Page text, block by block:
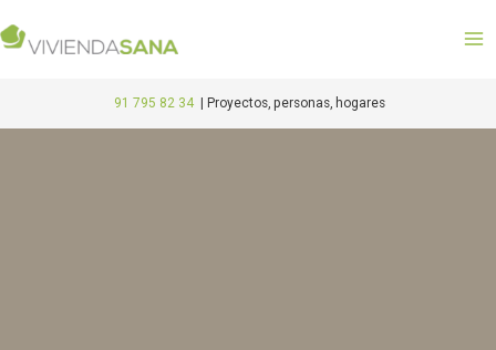
al
91 795 82 34 Proyectos, personas, hogares